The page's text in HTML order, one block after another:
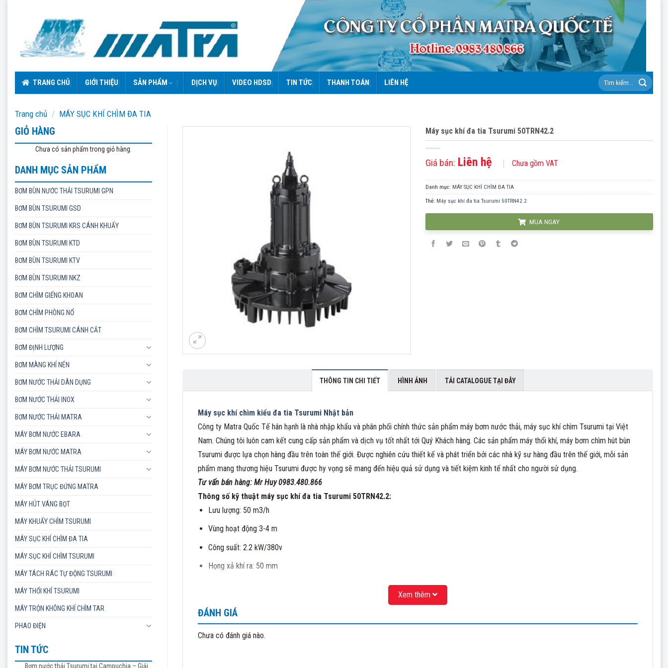
TRANG CHỦ GIỚI THIỆU SẢN PHẨM DỊCH VỤ VIDEO HDSD TIN TỨC THANH TOÁN LIÊN HỆ
Tìm
kiếm:
Trang chủ / MÁY SỤC KHÍ CHÌM ĐA TIA
GIỎ HÀNG
Chưa có sản phẩm trong giỏ hàng.
DANH MỤC SẢN PHẨM
BƠM BÙN NƯỚC THẢI TSURUMI GPN
BƠM BÙN TSURUMI GSD
BƠM BÙN TSURUMI KRS CÁNH KHUẤY
BƠM BÙN TSURUMI KTD
BƠM BÙN TSURUMI KTV
BƠM BÙN TSURUMI NKZ
BƠM CHÌM GIẾNG KHOAN
BƠM CHÌM PHÒNG NỔ
BƠM CHÌM TSURUMI CÁNH CẮT
BƠM ĐỊNH LƯỢNG
BƠM MÀNG KHÍ NÉN
BƠM NƯỚC THẢI DÂN DỤNG
BƠM NƯỚC THẢI INOX
BƠM NƯỚC THẢI MATRA
MÁY BƠM NƯỚC EBARA
MÁY BƠM NƯỚC MATRA
MÁY BƠM NƯỚC THẢI TSURUMI
MÁY BƠM TRỤC ĐỨNG MATRA
MÁY HÚT VÁNG BỌT
MÁY KHUẤY CHÌM TSURUMI
MÁY SỤC KHÍ CHÌM ĐA TIA
MÁY SỤC KHÍ CHÌM TSURUMI
MÁY TÁCH RÁC TỰ ĐỘNG TSURUMI
MÁY THỔI KHÍ TSURUMI
MÁY TRỘN KHÔNG KHÍ CHÌM TAR
PHAO ĐIỆN
TIN TỨC
Bơm nước thải Tsurumi tại Campuchia – Giải
Máy sục khí đa tia Tsurumi 50TRN42.2
Giá bán: Liên hệ Chưa gồm VAT
Danh mục: MÁY SỤC KHÍ CHÌM ĐA TIA
Thẻ: Máy sục khí đa tia Tsurumi 50TRN42.2
MUA NGAY
THÔNG TIN CHI TIẾT HÌNH ẢNH TẢI CATALOGUE TẠI ĐÂY
Máy sục khí chìm kiểu đa tia Tsurumi Nhật bản
Công ty Matra Quốc Tế hân hạnh là nhà nhập khẩu và phân phối chính thức sản phẩm máy bơm nước thải, máy sục khí chìm Tsurumi tại Việt
Nam. Chúng tôi luôn cam kết cung cấp sản phẩm và dịch vụ tốt nhất tới Quý Khách hàng. Các sản phẩm máy thổi khí, máy bơm chìm hút bùn
Tsurumi được lựa chọn hàng đầu trên toàn thế giới. Được nghiên cứu thiết kế và phát triển bởi các nhà kỹ sư hàng đầu trên thế giới, mỗi sản
phẩm mang thương hiệu Tsurumi được hy vọng sẽ mang đến hiệu quả sử dụng và tiết kiệm kinh tế nhất cho người sử dụng.
Tư vấn bán hàng: Mr Huy 0983.480.866
Thông số kỹ thuật máy sục khí đa tia Tsurumi 50TRN42.2:
Lưu lượng: 50 m3/h
Vùng hoạt động 3-4 m
Công suất: 2.2 kW/380v
Họng xả khí ra: 50 mm
Xem thêm
ĐÁNH GIÁ
Chưa có đánh giá nào.